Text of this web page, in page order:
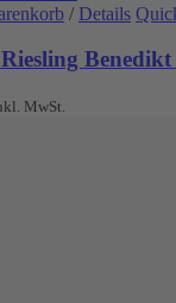
/ Details
MwSt.